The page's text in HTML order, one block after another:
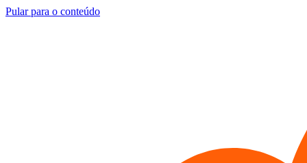
Pular para o conteúdo